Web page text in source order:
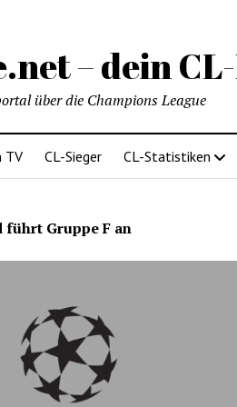
– dein
über die Champions League
TV CL-Sieger CL-Statistiken
Gruppe F an